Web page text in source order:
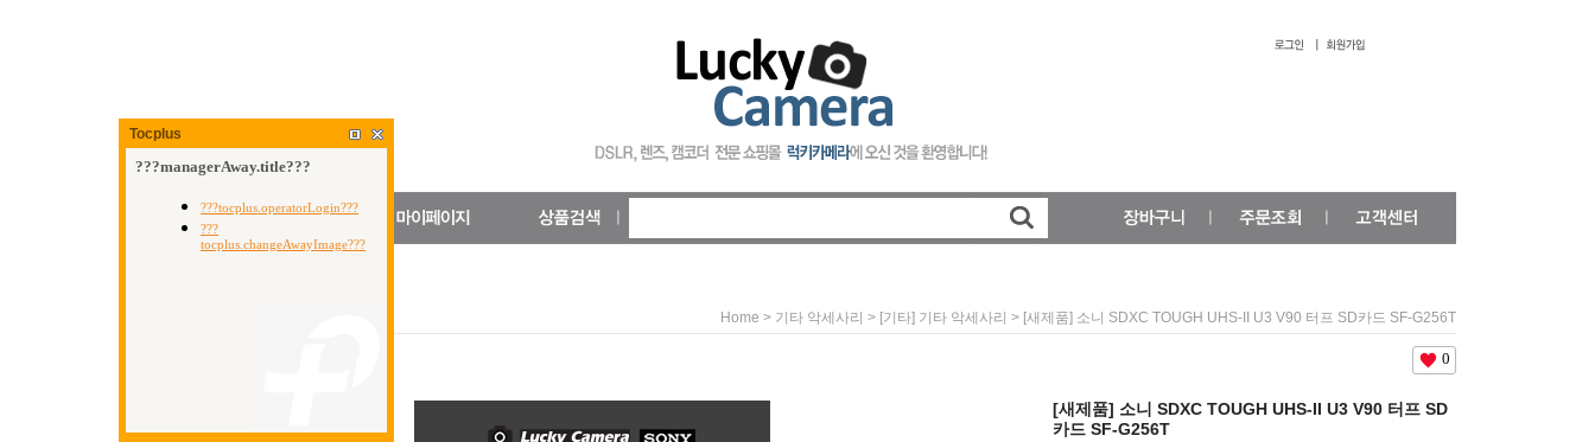
Home > 기타 악세사리 > [기타] 기타 악세사리 > [새제품] 소니 SDXC TOUGH UHS-II U3 V90 터프 SD카드 SF-G256T
0
[새제품] 소니 SDXC TOUGH UHS-II U3 V90 터프 SD
카드 SF-G256T
Tocplus